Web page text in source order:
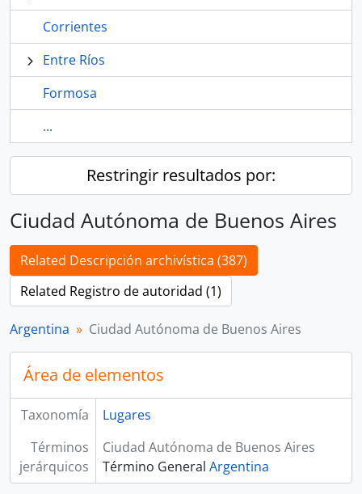
Corrientes
Entre Ríos
Formosa
...
Restringir resultados por:
Ciudad Autónoma de Buenos Aires
Related Descripción archivística (387)
Related Registro de autoridad (1)
Argentina Ciudad Autónoma de Buenos Aires
Área de elementos
Taxonomía
Lugares
Términos
jerárquicos
Ciudad Autónoma de Buenos Aires
Término General Argentina